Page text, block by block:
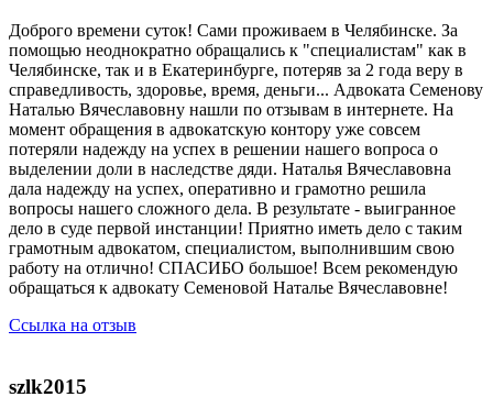
Доброго времени суток! Сами проживаем в Челябинске. За
помощью неоднократно обращались к "специалистам" как в
Челябинске, так и в Екатеринбурге, потеряв за 2 года веру в
справедливость, здоровье, время, деньги... Адвоката Семенову
Наталью Вячеславовну нашли по отзывам в интернете. На
момент обращения в адвокатскую контору уже совсем
потеряли надежду на успех в решении нашего вопроса о
выделении доли в наследстве дяди. Наталья Вячеславовна
дала надежду на успех, оперативно и грамотно решила
вопросы нашего сложного дела. В результате - выигранное
дело в суде первой инстанции! Приятно иметь дело с таким
грамотным адвокатом, специалистом, выполнившим свою
работу на отлично! СПАСИБО большое! Всем рекомендую
обращаться к адвокату Семеновой Наталье Вячеславовне!
Ссылка на отзыв
​szlk2015